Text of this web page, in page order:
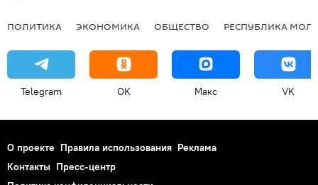
ПОЛИТИКА ЭКОНОМИКА ОБЩЕСТВО РЕСПУБЛИКА
Telegram OK Макс VK
О проекте Правила использования Реклама
Контакты Пресс-центр